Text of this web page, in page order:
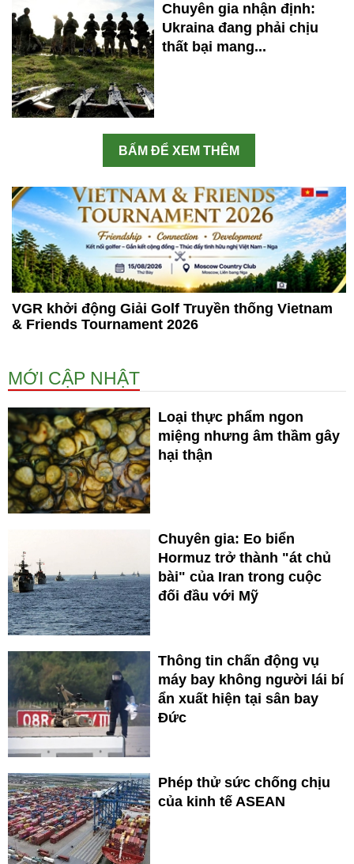
Chuyên gia nhận định:
Ukraina đang phải chịu
thất bại mang...
BẤM ĐỂ XEM THÊM
VGR khởi động Giải Golf Truyền thống Vietnam
& Friends Tournament 2026
MỚI CẬP NHẬT
Loại thực phẩm ngon
miệng nhưng âm thầm gây
hại thận
Chuyên gia: Eo biển
Hormuz trở thành "át chủ
bài" của Iran trong cuộc
đối đầu với Mỹ
Thông tin chấn động vụ
máy bay không người lái bí
ẩn xuất hiện tại sân bay
Đức
Phép thử sức chống chịu
của kinh tế ASEAN